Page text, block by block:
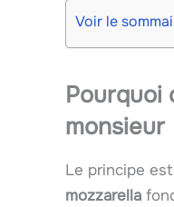
Voir le
Pourquoi
monsieur
Le principe
mozzarella